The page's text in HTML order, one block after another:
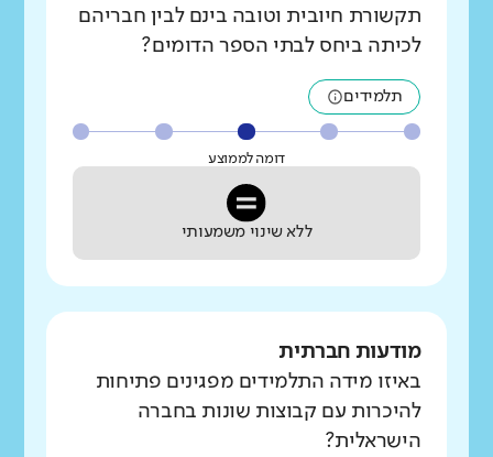
תקשורת חיובית וטובה בינם לבין חבריהם
לכיתה ביחס לבתי הספר הדומים?
תלמידים
דומה לממוצע
ללא שינוי משמעותי
מודעות חברתית
באיזו מידה התלמידים מפגינים פתיחות
להיכרות עם קבוצות שונות בחברה
הישראלית?